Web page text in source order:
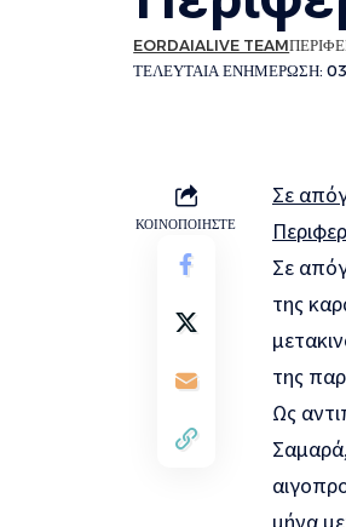
ΤΕΛΕΥΤΑΙΑ ΕΝΗΜΕΡΩΣΗ:
EORDAIALIVE TEAM
ΚΟΙΝΟΠΟΙΗΣΤΕ
Σε
Σε
της
της
Ως
μήνα